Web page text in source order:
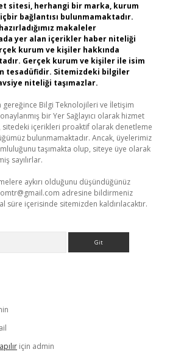
sitesi, herhangi bir marka, kurum
bağlantısı bulunmamaktadır.
makaleler
yer alan içerikler haber niteliği
kurum ve kişiler hakkında
Gerçek kurum ve kişiler ile isim
tesadüfidir. Sitemizdeki bilgiler
niteliği taşımazlar.
gereğince Bilgi Teknolojileri ve İletişim
bir Yer Sağlayıcı olarak hizmet
içerikleri proaktif olarak denetleme
bulunmamaktadır. Ancak, üyelerimiz
taşımakta olup, siteye üye olarak
sayılırlar.
aykırı olduğunu düşündüğünüz
adresine bildirmeniz
süre içerisinde sitemizden kaldırılacaktır.
için admin